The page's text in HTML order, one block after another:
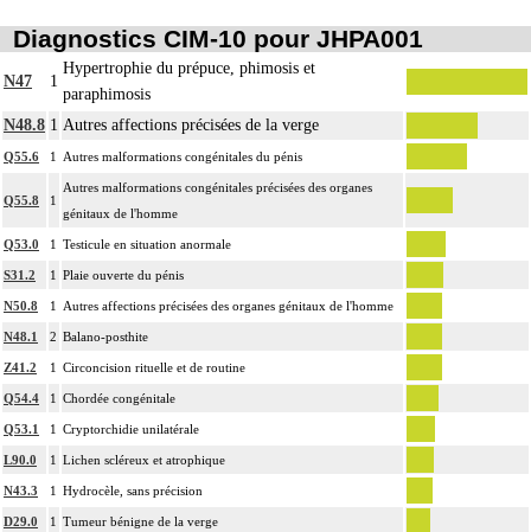
Diagnostics CIM-10 pour JHPA001
N47 1
Hypertrophie du prépuce, phimosis et
paraphimosis
N48.8 1 Autres affections précisées de la verge
Q55.6 1 Autres malformations congénitales du pénis
Q55.8 1
Autres malformations congénitales précisées des organes
génitaux de l'homme
Q53.0 1 Testicule en situation anormale
S31.2 1 Plaie ouverte du pénis
N50.8 1 Autres affections précisées des organes génitaux de l'homme
N48.1 2 Balano-posthite
Z41.2 1 Circoncision rituelle et de routine
Q54.4 1 Chordée congénitale
Q53.1 1 Cryptorchidie unilatérale
L90.0 1 Lichen scléreux et atrophique
N43.3 1 Hydrocèle, sans précision
D29.0 1 Tumeur bénigne de la verge